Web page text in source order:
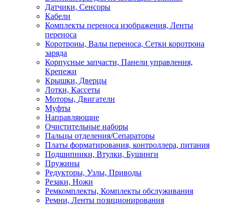
Датчики, Сенсоры
Кабели
Комплекты переноса изображения, Ленты
переноса
Коротроны, Валы переноса, Сетки коротрона
заряда
Корпусные запчасти, Панели управления,
Крепежи
Крышки, Дверцы
Лотки, Кассеты
Моторы, Двигатели
Муфты
Направляющие
Очистительные наборы
Пальцы отделения/Сепараторы
Платы форматирования, контроллера, питания
Подшипники, Втулки, Бушинги
Пружины
Редукторы, Узлы, Приводы
Резаки, Ножи
Ремкомплекты, Комплекты обслуживания
Ремни, Ленты позиционирования